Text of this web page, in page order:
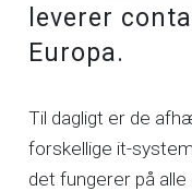
leverer
Europa.
Til dagligt er de
forskellige it-
det fungerer på